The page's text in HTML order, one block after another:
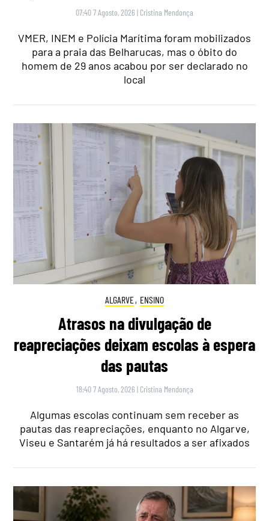
07:40 7 Agosto, 2026 | Cristina Mendonça
VMER, INEM e Polícia Marítima foram mobilizados
para a praia das Belharucas, mas o óbito do
homem de 29 anos acabou por ser declarado no
local
ALGARVE, ENSINO
Atrasos na divulgação de
reapreciações deixam escolas à espera
das pautas
18:40 7 Agosto, 2026 | Cristina Mendonça
Algumas escolas continuam sem receber as
pautas das reapreciações, enquanto no Algarve,
Viseu e Santarém já há resultados a ser afixados